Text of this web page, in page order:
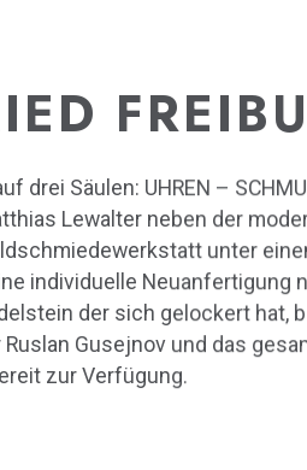
Säulen: UHREN –
Lewalter neben der
unter
individuelle Neuanfertigung
der sich gelockert hat,
Gusejnov und das
zur Verfügung.